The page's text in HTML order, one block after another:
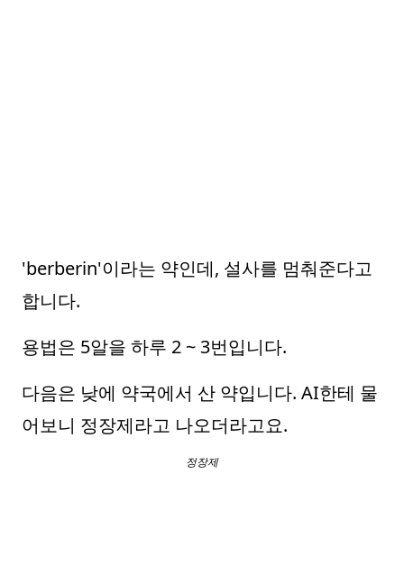
'berberin'이라는 약인데, 설사를 멈춰준다고
합니다.
용법은 5알을 하루 2 ~ 3번입니다.
다음은 낮에 약국에서 산 약입니다. AI한테 물
어보니 정장제라고 나오더라고요.
정장제